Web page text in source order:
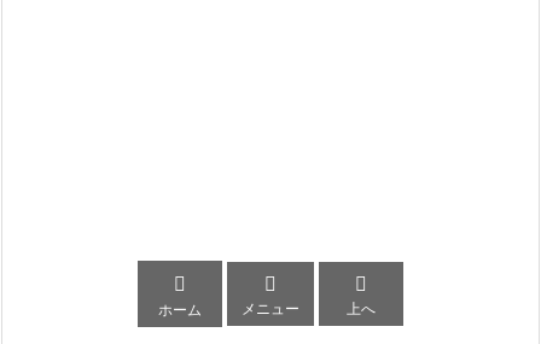

ホーム

メニュー

上へ